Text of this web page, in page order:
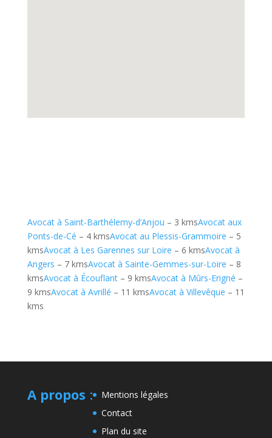
Avocat à Saint-Barthélemy-d’Anjou – 3 kmsAvocat aux
Ponts-de-Cé – 4 kmsAvocat au Plessis-Grammoire – 5
kmsAvocat à Les Garennes sur Loire – 6 kmsAvocat à
Angers – 7 kmsAvocat à Sainte-Gemmes-sur-Loire – 8
kmsAvocat à Écouflant– 9 kmsAvocat à Mûrs-Erigné –
9 kmsAvocat à Avrillé – 11 kmsAvocat à Villevêque – 11
kms
A propos :
Mentions légales
Contact
Plan du site